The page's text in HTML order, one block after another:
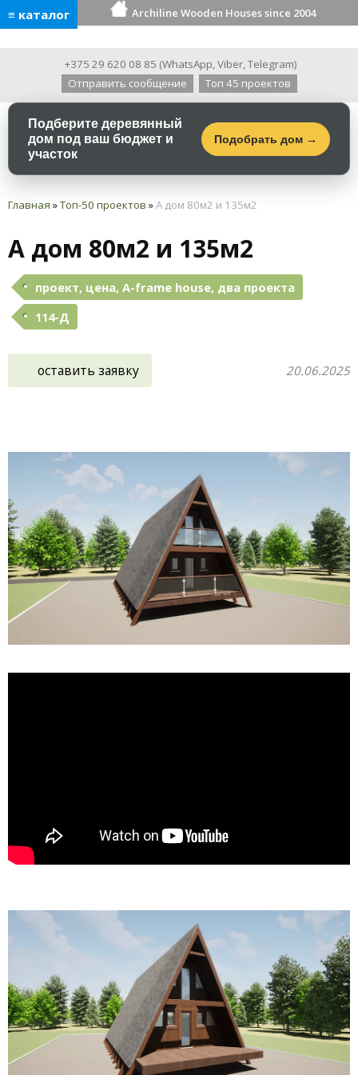
≡ каталог Archiline Wooden Houses since 2004
+375 29 620 08 85 (WhatsApp,Viber,Telegram)
Отправить сообщение
Топ 45 проектов
Подберите деревянный
дом под ваш бюджет и
участок
Подобрать дом →
Главная »Топ-50 проектов »А дом 80м2 и 135м2
А дом 80м2 и 135м2
проект, цена, A-frame house, два проекта
114-Д
оставить заявку 20.06.2025